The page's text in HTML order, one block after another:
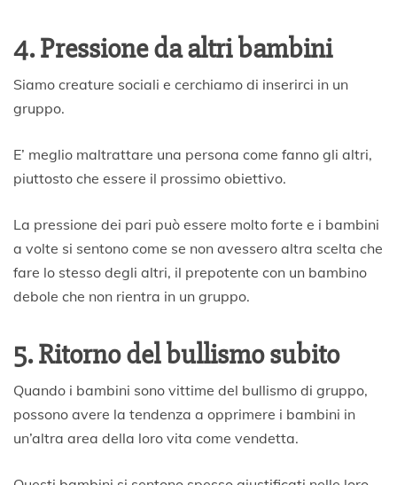
4. Pressione da altri bambini
Siamo creature sociali e cerchiamo di inserirci in un
gruppo.
E’ meglio maltrattare una persona come fanno gli altri,
piuttosto che essere il prossimo obiettivo.
La pressione dei pari può essere molto forte e i bambini
a volte si sentono come se non avessero altra scelta che
fare lo stesso degli altri, il prepotente con un bambino
debole che non rientra in un gruppo.
5. Ritorno del bullismo subito
Quando i bambini sono vittime del bullismo di gruppo,
possono avere la tendenza a opprimere i bambini in
un’altra area della loro vita come vendetta.